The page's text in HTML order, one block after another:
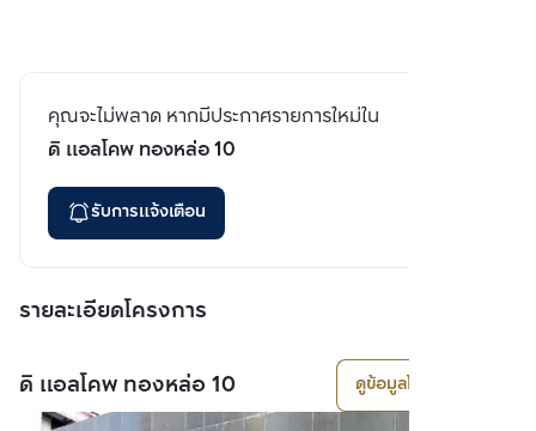
คุณจะไม่พลาด หากมีประกาศรายการใหม่ใน
ดิ แอลโคพ ทองหล่อ 10
รับการแจ้งเตือน
รายละเอียดโครงการ
ดิ แอลโคพ ทองหล่อ 10 ดูข้อมูลโครงการ